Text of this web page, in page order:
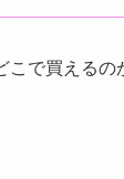
で買えるの